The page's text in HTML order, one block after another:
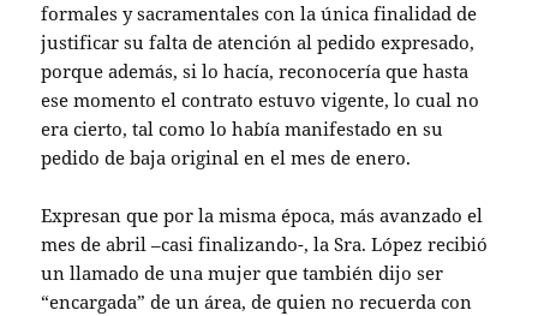
formales y sacramentales con la única finalidad de
justificar su falta de atención al pedido expresado,
porque además, si lo hacía, reconocería que hasta
ese momento el contrato estuvo vigente, lo cual no
era cierto, tal como lo había manifestado en su
pedido de baja original en el mes de enero.
Expresan que por la misma época, más avanzado el
mes de abril –casi finalizando-, la Sra. López recibió
un llamado de una mujer que también dijo ser
“encargada” de un área, de quien no recuerda con